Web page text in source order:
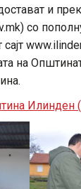
и
со
на
Илинден